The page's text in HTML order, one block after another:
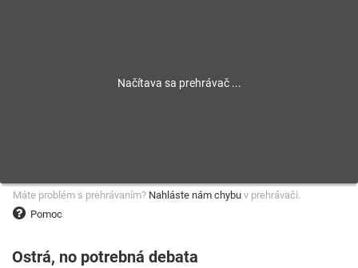
Pomoc
Máte problém s prehrávaním? Nahláste nám chybu v prehrávači.
Ostrá, no potrebná debata